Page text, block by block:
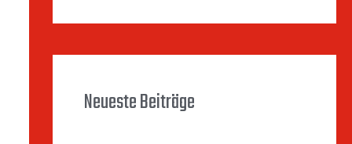
e
Neueste Beiträge